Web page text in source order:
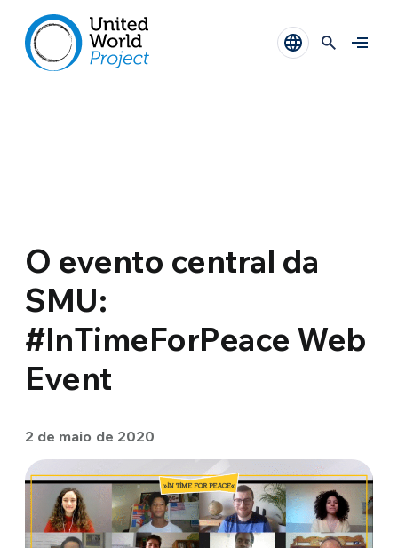
O evento central da
SMU:
#InTimeForPeace Web
Event
2 de maio de 2020